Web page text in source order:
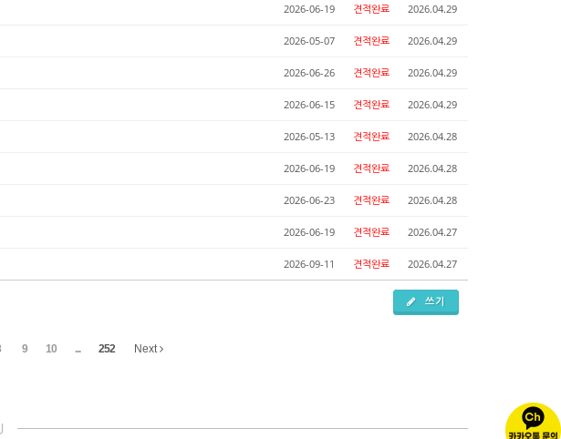
2026-06-19 견적완료 2026.04.29
2026-05-07 견적완료 2026.04.29
2026-06-26 견적완료 2026.04.29
2026-06-15 견적완료 2026.04.29
2026-05-13 견적완료 2026.04.28
2026-06-19 견적완료 2026.04.28
2026-06-23 견적완료 2026.04.28
2026-06-19 견적완료 2026.04.27
2026-09-11 견적완료 2026.04.27
쓰기
9 10 ... 252 Next